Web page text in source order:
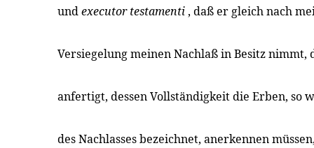
undexecutor testamenti , daß er gleich nach
Versiegelung meinen Nachlaß in Besitz
anfertigt, dessen Vollständigkeit die Erben, so
des Nachlasses bezeichnet, anerkennen